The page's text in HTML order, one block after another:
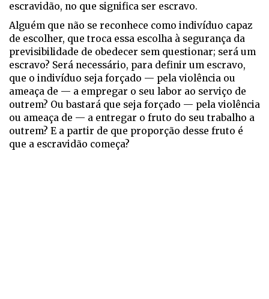
escravidão, no que significa ser escravo.
Alguém que não se reconhece como indivíduo capaz
de escolher, que troca essa escolha à segurança da
previsibilidade de obedecer sem questionar; será um
escravo? Será necessário, para definir um escravo,
que o indivíduo seja forçado — pela violência ou
ameaça de — a empregar o seu labor ao serviço de
outrem? Ou bastará que seja forçado — pela violência
ou ameaça de — a entregar o fruto do seu trabalho a
outrem? E a partir de que proporção desse fruto é
que a escravidão começa?